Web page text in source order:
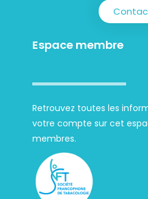
Espace membre
Retrouvez toutes les
votre compte sur cet
membres.